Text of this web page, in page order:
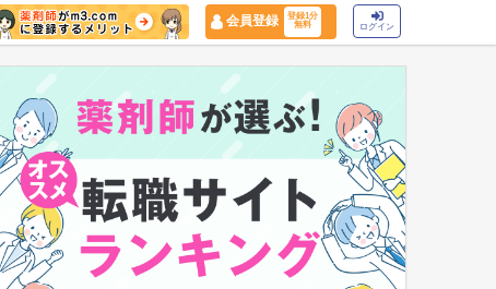
会員登録
登録1分
無料
ログイン
マイナ保険証